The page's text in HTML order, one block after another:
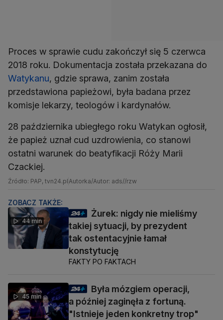
Proces w sprawie cudu zakończył się 5 czerwca
2018 roku. Dokumentacja została przekazana do
Watykanu, gdzie sprawa, zanim została
przedstawiona papieżowi, była badana przez
komisje lekarzy, teologów i kardynałów.
28 października ubiegłego roku Watykan ogłosił,
że papież uznał cud uzdrowienia, co stanowi
ostatni warunek do beatyfikacji Róży Marii
Czackiej.
Źródło: PAP, tvn24.plAutorka/Autor: ads//rzw
ZOBACZ TAKŻE:
44 min
Żurek: nigdy nie mieliśmy
takiej sytuacji, by prezydent
tak ostentacyjnie łamał
konstytucję
FAKTY PO FAKTACH
45 min
Była mózgiem operacji,
a później zaginęła z fortuną.
"Istnieje jeden konkretny trop"